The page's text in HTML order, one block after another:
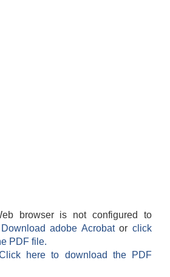
browser is not configured to
Download adobe Acrobatorclick
PDF file.
here to download the PDF